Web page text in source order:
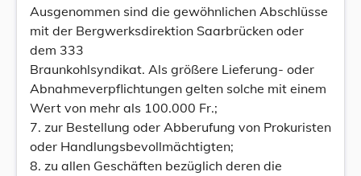
Ausgenommen sind die gewöhnlichen Abschlüsse
mit der Bergwerksdirektion Saarbrücken oder
dem 333
Braunkohlsyndikat. Als größere Lieferung- oder
Abnahmeverpflichtungen gelten solche mit einem
Wert von mehr als 100.000 Fr.;
7. zur Bestellung oder Abberufung von Prokuristen
oder Handlungsbevollmächtigten;
8. zu allen Geschäften bezüglich deren die